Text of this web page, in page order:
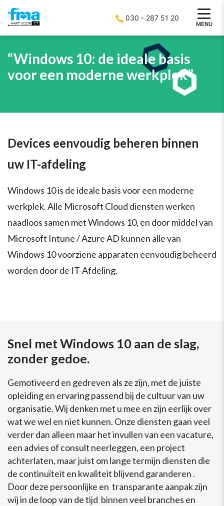
030 - 287 51 20
MENU
“Windows 10: de ideale basis
voor een moderne werkplek”
Devices eenvoudig beheren binnen
uw IT-afdeling
Windows 10 is de ideale basis voor een moderne
werkplek. Alle Microsoft Cloud diensten werken
naadloos samen met Windows 10, en door middel van
Microsoft Intune / Azure AD kunnen alle van
Windows 10 voorziene apparaten eenvoudig beheerd
worden door de IT-Afdeling.
Snel met Windows 10 aan de slag,
zonder gedoe.
Gemotiveerd en gedreven als ze zijn, met de juiste
opleiding en ervaring passend bij de cultuur van uw
organisatie. Wij denken met u mee en zijn eerlijk over
wat we wel en niet kunnen. Onze diensten gaan veel
verder dan alleen maar het invullen van een vacature,
een advies of consult neerleggen, een project
achterlaten, maar juist om lange termijn diensten die
de continuïteit en kwaliteit blijvend garanderen .
Door deze persoonlijke en transparante aanpak zijn
wij in de loop van de tijd binnen veel branches en